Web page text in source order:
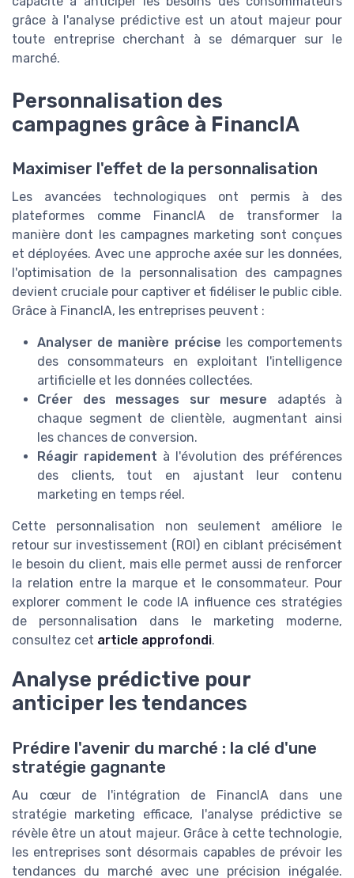
grâce à l'analyse prédictive est un atout majeur pour
toute entreprise cherchant à se démarquer sur le
marché.
Personnalisation des
campagnes grâce à FinancIA
Maximiser l'effet de la personnalisation
Les avancées technologiques ont permis à des
plateformes comme FinancIA de transformer la
manière dont les campagnes marketing sont conçues
et déployées. Avec une approche axée sur les données,
l'optimisation de la personnalisation des campagnes
devient cruciale pour captiver et fidéliser le public cible.
Grâce à FinancIA, les entreprises peuvent :
Analyser de manière précise les comportements
des consommateurs en exploitant l'intelligence
artificielle et les données collectées.
Créer des messages sur mesure adaptés à
chaque segment de clientèle, augmentant ainsi
les chances de conversion.
Réagir rapidement à l'évolution des préférences
des clients, tout en ajustant leur contenu
marketing en temps réel.
Cette personnalisation non seulement améliore le
retour sur investissement (ROI) en ciblant précisément
le besoin du client, mais elle permet aussi de renforcer
la relation entre la marque et le consommateur. Pour
explorer comment le code IA influence ces stratégies
de personnalisation dans le marketing moderne,
consultez cet article approfondi.
Analyse prédictive pour
anticiper les tendances
Prédire l'avenir du marché : la clé d'une
stratégie gagnante
Au cœur de l'intégration de FinancIA dans une
stratégie marketing efficace, l'analyse prédictive se
révèle être un atout majeur. Grâce à cette technologie,
les entreprises sont désormais capables de prévoir les
tendances du marché avec une précision inégalée.